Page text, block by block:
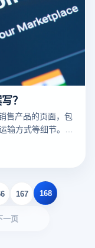
？
售产品的页面，包
输方式等细节。一
家，增加销量。以
么？如何撰写？
167 168
一页